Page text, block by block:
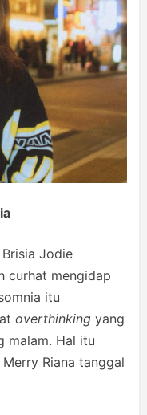
Jodie
curhat mengidap
itu
overthinking yang
malam. Hal itu
Riana tanggal